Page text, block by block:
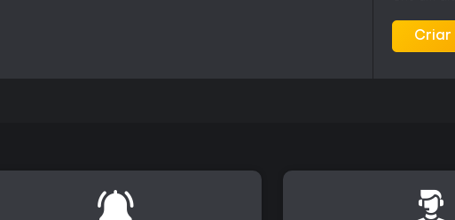
longo da campanha. Ele é indicado para fãs de
experiências mais curtas e focadas em vez de mundos
Criar